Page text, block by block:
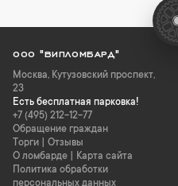
ООО "ВИПЛОМБАРД"
Москва, Кутузовский проспект,
23
Есть бесплатная парковка!
+7 (495) 212-12-77
Обращение граждан
Торги
Отзывы
О ломбарде
Карта сайта
Политика обработки
персональных данных